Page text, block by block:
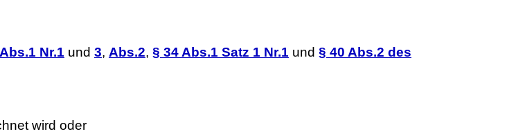
Nr.1 und 3, Abs.2, § 34 Abs.1 Satz 1 Nr.1 und § 40 Abs.2 des
wird oder